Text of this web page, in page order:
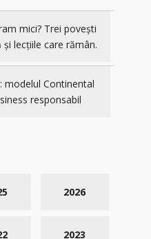
mici? Trei povești
lecțiile care rămân.
modelul Continental
responsabil
2026
2023